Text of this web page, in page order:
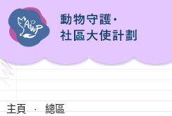
主頁 · 總區